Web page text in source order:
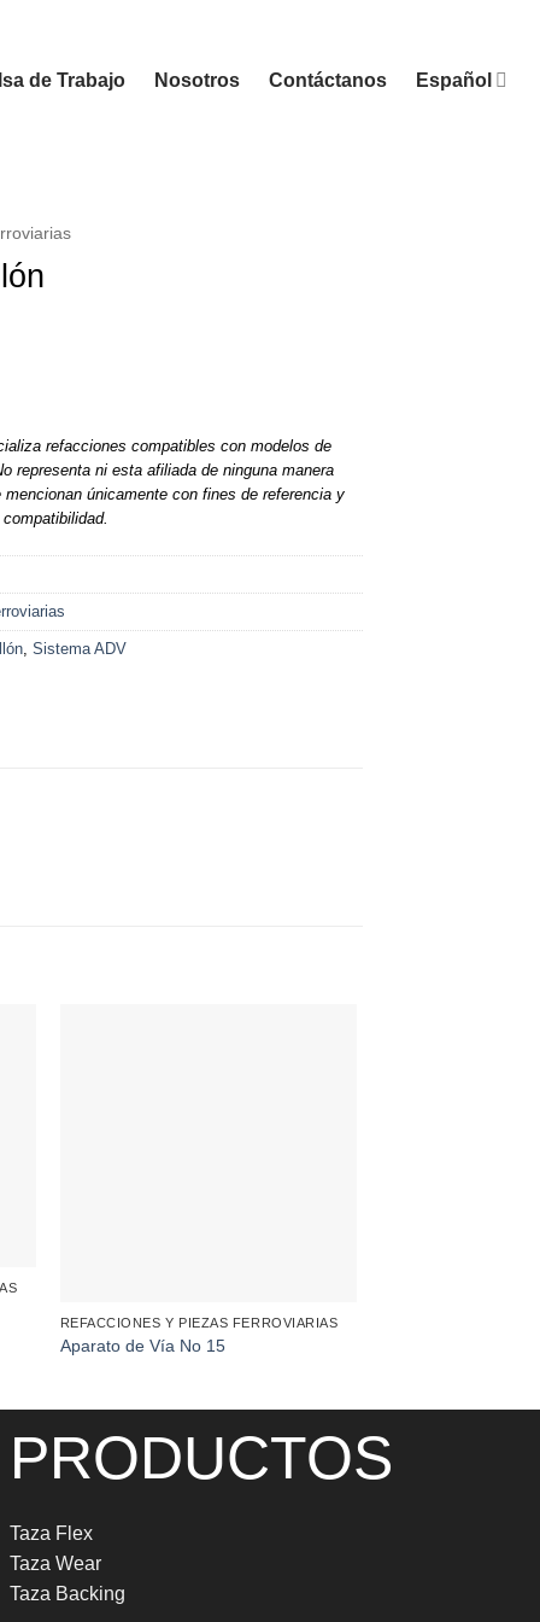
de Trabajo Nosotros Contáctanos Español
refacciones compatibles con modelos de
representa ni esta afiliada de ninguna manera
únicamente con fines de referencia y
compatibilidad.
Sistema ADV
REFACCIONES Y PIEZAS FERROVIARIAS
Aparato de Vía No 15
PRODUCTOS
Taza Flex
Taza Wear
Taza Backing